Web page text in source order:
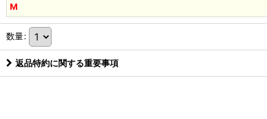
M
数量:
返品特約に関する重要事項